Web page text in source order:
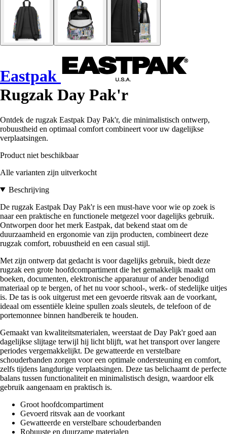
Eastpak
Rugzak Day Pak'r
Ontdek de rugzak Eastpak Day Pak'r, die minimalistisch ontwerp,
robuustheid en optimaal comfort combineert voor uw dagelijkse
verplaatsingen.
Product niet beschikbaar
Alle varianten zijn uitverkocht
Beschrijving
De rugzak Eastpak Day Pak'r is een must-have voor wie op zoek is
naar een praktische en functionele metgezel voor dagelijks gebruik.
Ontworpen door het merk Eastpak, dat bekend staat om de
duurzaamheid en ergonomie van zijn producten, combineert deze
rugzak comfort, robuustheid en een casual stijl.
Met zijn ontwerp dat gedacht is voor dagelijks gebruik, biedt deze
rugzak een grote hoofdcompartiment die het gemakkelijk maakt om
boeken, documenten, elektronische apparatuur of ander benodigd
materiaal op te bergen, of het nu voor school-, werk- of stedelijke uitjes
is. De tas is ook uitgerust met een gevoerde ritsvak aan de voorkant,
ideaal om essentiële kleine spullen zoals sleutels, de telefoon of de
portemonnee binnen handbereik te houden.
Gemaakt van kwaliteitsmaterialen, weerstaat de Day Pak'r goed aan
dagelijkse slijtage terwijl hij licht blijft, wat het transport over langere
periodes vergemakkelijkt. De gewatteerde en verstelbare
schouderbanden zorgen voor een optimale ondersteuning en comfort,
zelfs tijdens langdurige verplaatsingen. Deze tas belichaamt de perfecte
balans tussen functionaliteit en minimalistisch design, waardoor elk
gebruik aangenaam en praktisch is.
Groot hoofdcompartiment
Gevoerd ritsvak aan de voorkant
Gewatteerde en verstelbare schouderbanden
Robuuste en duurzame materialen